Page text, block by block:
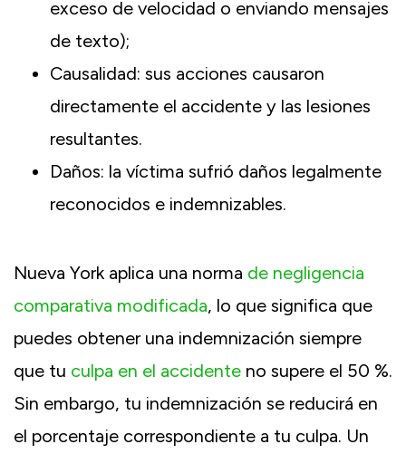
exceso de velocidad o enviando mensajes
de texto);
Causalidad: sus acciones causaron
directamente el accidente y las lesiones
resultantes.
Daños: la víctima sufrió daños legalmente
reconocidos e indemnizables.
Nueva York aplica una norma de negligencia
comparativa modificada, lo que significa que
puedes obtener una indemnización siempre
que tu culpa en el accidente no supere el 50 %.
Sin embargo, tu indemnización se reducirá en
el porcentaje correspondiente a tu culpa. Un